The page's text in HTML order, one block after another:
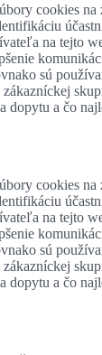
cookies na
na tejto
sú
dopytu a čo
cookies na
na tejto
sú
dopytu a čo